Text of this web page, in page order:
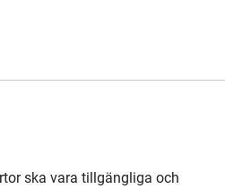
ska vara tillgängliga och